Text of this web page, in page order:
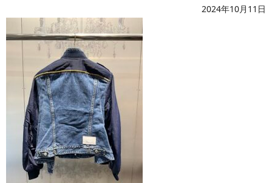
2024年10月11日